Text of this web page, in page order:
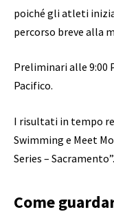
poiché gli atleti
percorso breve alla
Preliminari alle 9:00
Pacifico.
I risultati in tempo
Swimming e Meet
Series – Sacramento”.
Come